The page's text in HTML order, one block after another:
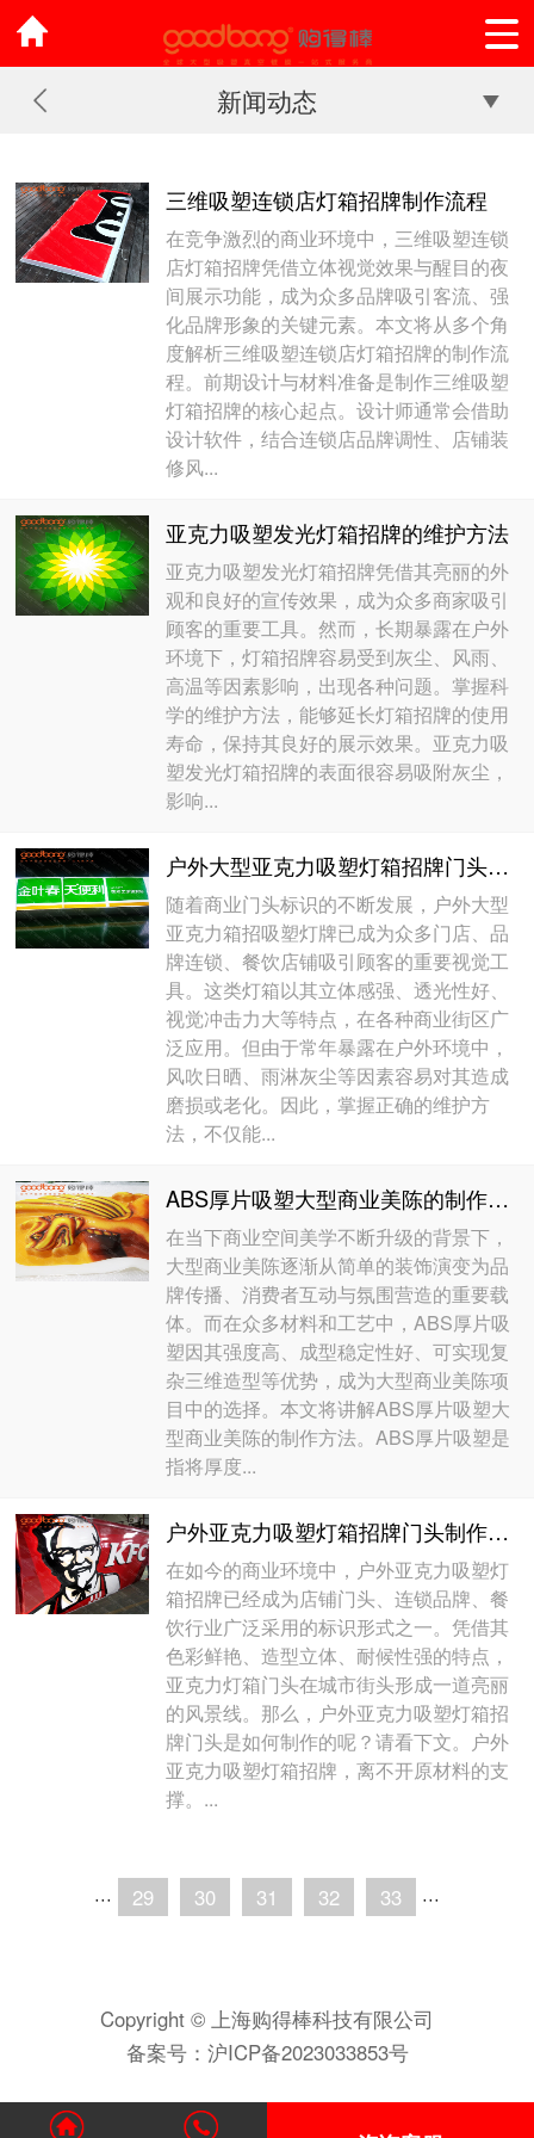
新闻动态
三维吸塑连锁店灯箱招牌制作流程
在竞争激烈的商业环境中，三维吸塑连锁
店灯箱招牌凭借立体视觉效果与醒目的夜
间展示功能，成为众多品牌吸引客流、强
化品牌形象的关键元素。本文将从多个角
度解析三维吸塑连锁店灯箱招牌的制作流
程。前期设计与材料准备是制作三维吸塑
灯箱招牌的核心起点。设计师通常会借助
设计软件，结合连锁店品牌调性、店铺装
修风...
亚克力吸塑发光灯箱招牌的维护方法
亚克力吸塑发光灯箱招牌凭借其亮丽的外
观和良好的宣传效果，成为众多商家吸引
顾客的重要工具。然而，长期暴露在户外
环境下，灯箱招牌容易受到灰尘、风雨、
高温等因素影响，出现各种问题。掌握科
学的维护方法，能够延长灯箱招牌的使用
寿命，保持其良好的展示效果。亚克力吸
塑发光灯箱招牌的表面很容易吸附灰尘，
影响...
户外大型亚克力吸塑灯箱招牌门头的维护方法
随着商业门头标识的不断发展，户外大型
亚克力箱招吸塑灯牌已成为众多门店、品
牌连锁、餐饮店铺吸引顾客的重要视觉工
具。这类灯箱以其立体感强、透光性好、
视觉冲击力大等特点，在各种商业街区广
泛应用。但由于常年暴露在户外环境中，
风吹日晒、雨淋灰尘等因素容易对其造成
磨损或老化。因此，掌握正确的维护方
法，不仅能...
ABS厚片吸塑大型商业美陈的制作方法
在当下商业空间美学不断升级的背景下，
大型商业美陈逐渐从简单的装饰演变为品
牌传播、消费者互动与氛围营造的重要载
体。而在众多材料和工艺中，ABS厚片吸
塑因其强度高、成型稳定性好、可实现复
杂三维造型等优势，成为大型商业美陈项
目中的选择。本文将讲解ABS厚片吸塑大
型商业美陈的制作方法。ABS厚片吸塑是
指将厚度...
户外亚克力吸塑灯箱招牌门头制作方法
在如今的商业环境中，户外亚克力吸塑灯
箱招牌已经成为店铺门头、连锁品牌、餐
饮行业广泛采用的标识形式之一。凭借其
色彩鲜艳、造型立体、耐候性强的特点，
亚克力灯箱门头在城市街头形成一道亮丽
的风景线。那么，户外亚克力吸塑灯箱招
牌门头是如何制作的呢？请看下文。户外
亚克力吸塑灯箱招牌，离不开原材料的支
撑。...
··· 29 30 31 32 33 ···
Copyright © 上海购得棒科技有限公司
备案号： 沪ICP备2023033853号